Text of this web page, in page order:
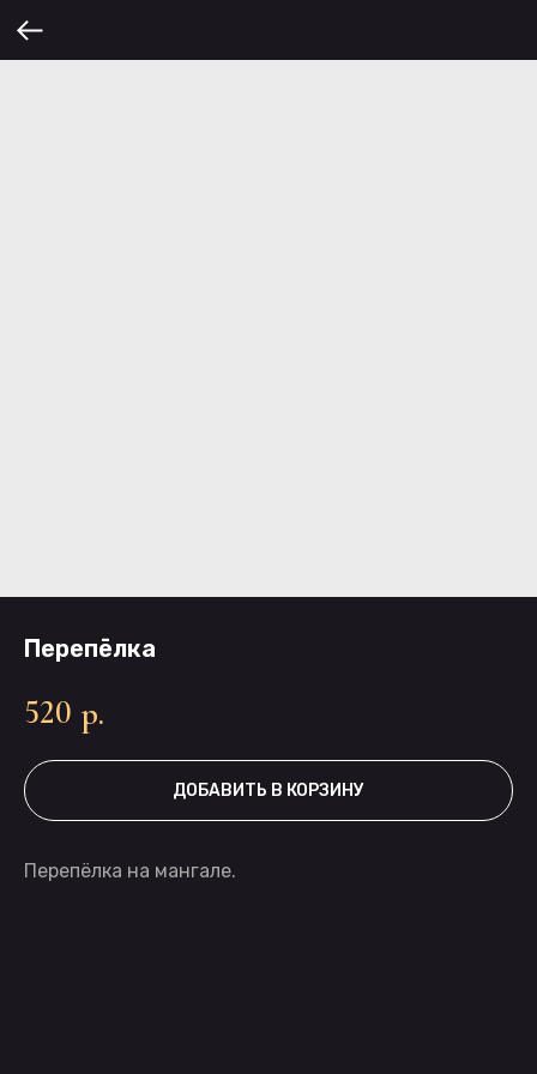
Перепёлка
520 р.
ДОБАВИТЬ В КОРЗИНУ
Перепёлка на мангале.